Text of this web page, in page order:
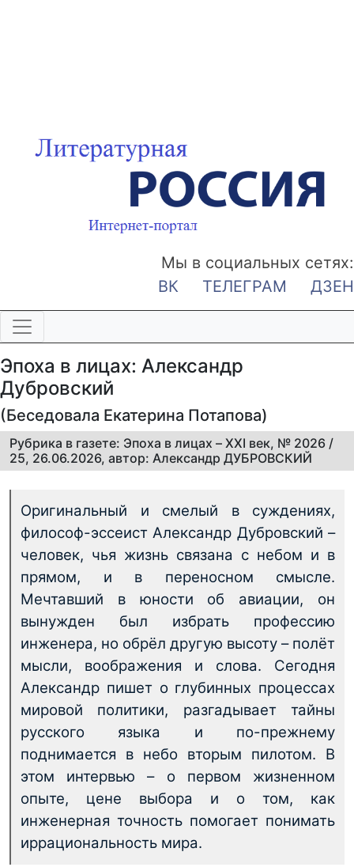
Мы в социальных сетях:
ВК
ТЕЛЕГРАМ ДЗЕН
Эпоха в лицах: Александр
Дубровский
(Беседовала Екатерина Потапова)
Рубрика в газете: Эпоха в лицах – XXI век, № 2026 /
25, 26.06.2026, автор: Александр ДУБРОВСКИЙ
Оригинальный и смелый в суждениях,
философ-эссеист Александр Дубровский –
человек, чья жизнь связана с небом и в
прямом, и в переносном смысле.
Мечтавший в юности об авиации, он
вынужден был избрать профессию
инженера, но обрёл другую высоту – полёт
мысли, воображения и слова. Сегодня
Александр пишет о глубинных процессах
мировой политики, разгадывает тайны
русского языка и по-прежнему
поднимается в небо вторым пилотом. В
этом интервью – о первом жизненном
опыте, цене выбора и о том, как
инженерная точность помогает понимать
иррациональность мира.